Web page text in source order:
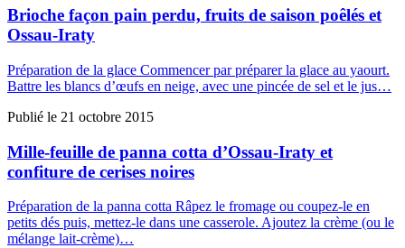
Brioche façon pain perdu, fruits de saison poêlés et
Ossau-Iraty
Préparation de la glace Commencer par préparer la glace au yaourt.
Battre les blancs d’œufs en neige, avec une pincée de sel et le jus…
Publié le 21 octobre 2015
Mille-feuille de panna cotta d’Ossau-Iraty et
confiture de cerises noires
Préparation de la panna cotta Râpez le fromage ou coupez-le en
petits dés puis, mettez-le dans une casserole. Ajoutez la crème (ou le
mélange lait-crème)…